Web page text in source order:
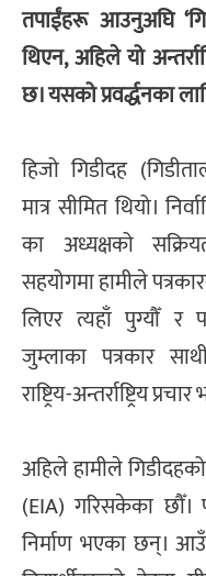
तपाईंहरू आउनुअघि
थिएन, अहिले यो
छ। यसको प्रवर्द्धनका
हिजो गिडीदह
मात्र सीमित थियो।
का अध्यक्षको
सहयोगमा हामीले
लिएर त्यहाँ पुग्यौँ र
जुम्लाका पत्रकार
राष्ट्रिय-अन्तर्राष्ट्रिय
अहिले हामीले
(EIA) गरिसकेका छौँ।
निर्माण भएका छन्।